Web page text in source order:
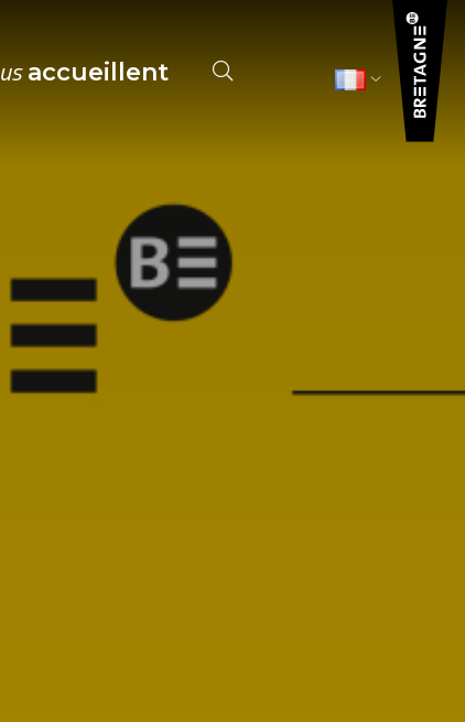
accueillent